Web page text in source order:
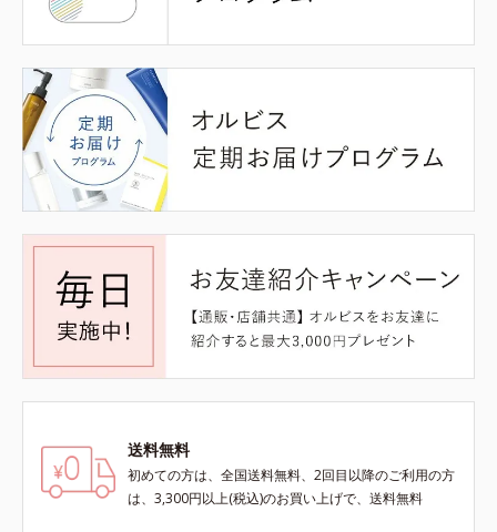
送料無料
初めての方は、全国送料無料、2回目以降のご利用の方
は、3,300円以上(税込)のお買い上げで、送料無料